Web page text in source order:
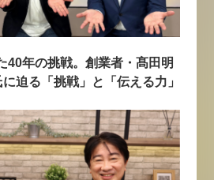
40年の挑戦。創業者・髙田明
迫る「挑戦」と「伝える力」